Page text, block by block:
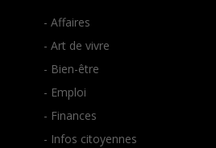
- Affaires
- Art de vivre
- Bien-être
- Emploi
- Finances
- Infos citoyennes